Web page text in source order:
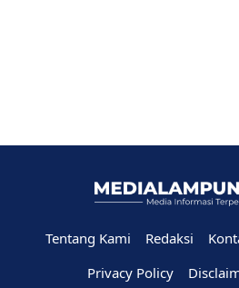
Tentang Kami Redaksi
Privacy Policy